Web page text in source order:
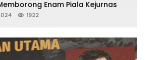
Enam Piala Kejurnas
1922